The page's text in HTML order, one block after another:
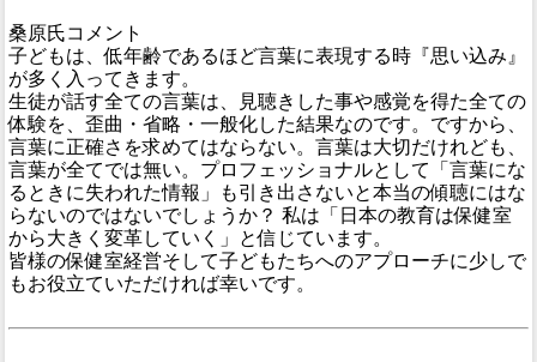
桑原氏コメント
子どもは、低年齢であるほど言葉に表現する時『思い込み』
が多く入ってきます。
生徒が話す全ての言葉は、見聴きした事や感覚を得た全ての
体験を、歪曲・省略・一般化した結果なのです。ですから、
言葉に正確さを求めてはならない。言葉は大切だけれども、
言葉が全てでは無い。プロフェッショナルとして「言葉にな
るときに失われた情報」も引き出さないと本当の傾聴にはな
らないのではないでしょうか？ 私は「日本の教育は保健室
から大きく変革していく」と信じています。
皆様の保健室経営そして子どもたちへのアプローチに少しで
もお役立ていただければ幸いです。